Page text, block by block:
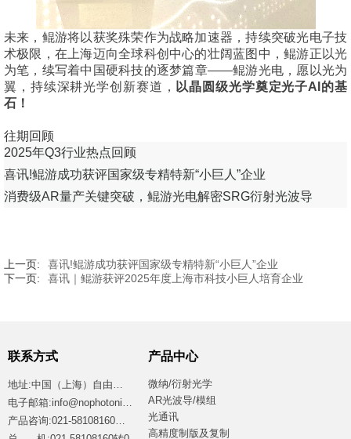
未来，鲲游将以获奖殊荣作为战略加速器，持续突破光电子技
术极限，在上海迈向全球科创中心的壮阔蓝图中，鲲游正以光
为笔，续写着中国硬科技的逐梦篇章——鲲游光电，愿以光为
翼，持续深耕光学创新赛道， 以晶圆级光学奠定光子AI的基
石！
往期回顾
2025年Q3行业热点回顾
喜讯!鲲游成功获评国家级专精特新“小巨人”企业
消费级AR量产关键突破，鲲游光电解密SRG衍射光波导
上一页:
喜讯!鲲游成功获评国家级专精特新“小巨人”企业
下一页:
喜讯｜鲲游获评2025年度上海市科技小巨人培育企业
联系方式
地址:中国（上海）自由贸易试验区临港新片区江山路2699号4号楼西区
电子邮箱:info@nophotonics.com
产品咨询:021-58108160转8865
产品中心
微纳/衍射光学
AR光波导/模组
光通讯
高精度制版及复制